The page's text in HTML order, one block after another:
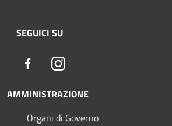
SEGUICI SU
FacebookInstagram
AMMINISTRAZIONE
Organi di Governo